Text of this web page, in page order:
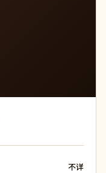
不详